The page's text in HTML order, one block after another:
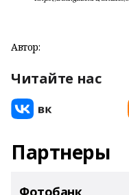
Автор:
Читайте нас
Партнеры
Фотобанк